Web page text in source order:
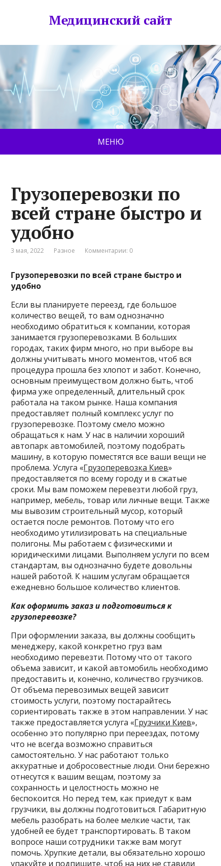
Медицинский сайт
МЕНЮ
Грузоперевозки по
всей стране быстро и
удобно
3 мая, 2022 Разное Комментарии: 0
Грузоперевозки по всей стране быстро и
удобно
Если вы планируете переезд, где большое
количество вещей, то вам однозначно
необходимо обратиться к компании, которая
занимается грузоперевозками. В больших
городах, таких фирм много, но при выборе вы
должны учитывать много моментов, чтоб вся
процедура прошла без хлопот и забот. Конечно,
основным преимуществом должно быть, чтоб
фирма уже определенный, длительный срок
работала на таком рынке. Наша компания
предоставляет полный комплекс услуг по
грузоперевозке. Поэтому смело можно
обращаться к нам. У нас в наличии хороший
автопарк автомобилей, поэтому подобрать
машину, в которую поместятся все ваши вещи не
проблема. Услуга «Грузоперевозка Киев»
предоставляется по всему городу и в сжатые
сроки. Мы вам поможем перевезти любой груз,
например, мебель, товар или личные вещи. Также
мы вывозим строительный мусор, который
остается после ремонтов. Потому что его
необходимо утилизировать на специальные
полигоны. Мы работаем с физическими и
юридическими лицами. Выполняем услуги по всем
стандартам, вы однозначно будете довольны
нашей работой. К нашим услугам обращается
ежедневно большое количество клиентов.
Как оформить заказ и подготовиться к
грузоперевозке?
При оформлении заказа, вы должны сообщить
менеджеру, какой конкретно груз вам
необходимо перевезти. Потому что от такого
объема зависит, и какой автомобиль необходимо
предоставить и, конечно, количество грузчиков.
От объема перевозимых вещей зависит
стоимость услуги, поэтому постарайтесь
сориентировать также в этом направлении. У нас
также предоставляется услуга «Грузчики Киев»,
особенно это популярно при переездах, потому
что не всегда возможно справиться
самостоятельно. У нас работают только
аккуратные и добросовестные люди. Они бережно
отнесутся к вашим вещам, поэтому за
сохранность и целостность можно не
беспокоится. Но перед тем, как приедут к вам
грузчики, вы должны подготовиться. Габаритную
мебель разобрать на более мелкие части, так
удобней ее будет транспортировать. В таком
вопросе наши сотрудники также вам могут
помочь. Хрупкие детали, вы обязательно хорошо
упакуйте и подпишите, чтоб на них не ставили